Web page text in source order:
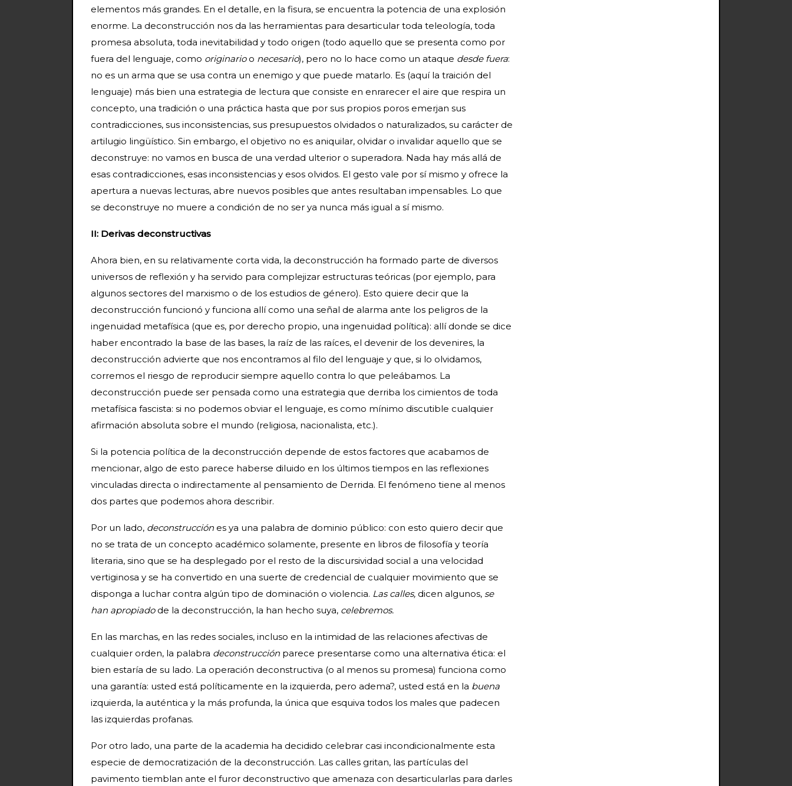
elementos más grandes. En el detalle, en la fisura, se encuentra la potencia de una explosión
enorme. La deconstrucción nos da las herramientas para desarticular toda teleología, toda
promesa absoluta, toda inevitabilidad y todo origen (todo aquello que se presenta como por
fuera del lenguaje, como originario o necesario), pero no lo hace como un ataque desde fuera:
no es un arma que se usa contra un enemigo y que puede matarlo. Es (aquí la traición del
lenguaje) más bien una estrategia de lectura que consiste en enrarecer el aire que respira un
concepto, una tradición o una práctica hasta que por sus propios poros emerjan sus
contradicciones, sus inconsistencias, sus presupuestos olvidados o naturalizados, su carácter de
artilugio lingüístico. Sin embargo, el objetivo no es aniquilar, olvidar o invalidar aquello que se
deconstruye: no vamos en busca de una verdad ulterior o superadora. Nada hay más allá de
esas contradicciones, esas inconsistencias y esos olvidos. El gesto vale por sí mismo y ofrece la
apertura a nuevas lecturas, abre nuevos posibles que antes resultaban impensables. Lo que
se deconstruye no muere a condición de no ser ya nunca más igual a sí mismo.
II: Derivas deconstructivas
Ahora bien, en su relativamente corta vida, la deconstrucción ha formado parte de diversos
universos de reflexión y ha servido para complejizar estructuras teóricas (por ejemplo, para
algunos sectores del marxismo o de los estudios de género). Esto quiere decir que la
deconstrucción funcionó y funciona allí como una señal de alarma ante los peligros de la
ingenuidad metafísica (que es, por derecho propio, una ingenuidad política): allí donde se dice
haber encontrado la base de las bases, la raíz de las raíces, el devenir de los devenires, la
deconstrucción advierte que nos encontramos al filo del lenguaje y que, si lo olvidamos,
corremos el riesgo de reproducir siempre aquello contra lo que peleábamos. La
deconstrucción puede ser pensada como una estrategia que derriba los cimientos de toda
metafísica fascista: si no podemos obviar el lenguaje, es como mínimo discutible cualquier
afirmación absoluta sobre el mundo (religiosa, nacionalista, etc.).
Si la potencia política de la deconstrucción depende de estos factores que acabamos de
mencionar, algo de esto parece haberse diluido en los últimos tiempos en las reflexiones
vinculadas directa o indirectamente al pensamiento de Derrida. El fenómeno tiene al menos
dos partes que podemos ahora describir.
Por un lado, deconstrucción es ya una palabra de dominio público: con esto quiero decir que
no se trata de un concepto académico solamente, presente en libros de filosofía y teoría
literaria, sino que se ha desplegado por el resto de la discursividad social a una velocidad
vertiginosa y se ha convertido en una suerte de credencial de cualquier movimiento que se
disponga a luchar contra algún tipo de dominación o violencia. Las calles, dicen algunos, se
han apropiado de la deconstrucción, la han hecho suya, celebremos.
En las marchas, en las redes sociales, incluso en la intimidad de las relaciones afectivas de
cualquier orden, la palabra deconstrucción parece presentarse como una alternativa ética: el
bien estaría de su lado. La operación deconstructiva (o al menos su promesa) funciona como
una garantía: usted está políticamente en la izquierda, pero adema?, usted está en la buena
izquierda, la auténtica y la más profunda, la única que esquiva todos los males que padecen
las izquierdas profanas.
Por otro lado, una parte de la academia ha decidido celebrar casi incondicionalmente esta
especie de democratización de la deconstrucción. Las calles gritan, las partículas del
pavimento tiemblan ante el furor deconstructivo que amenaza con desarticularlas para darles